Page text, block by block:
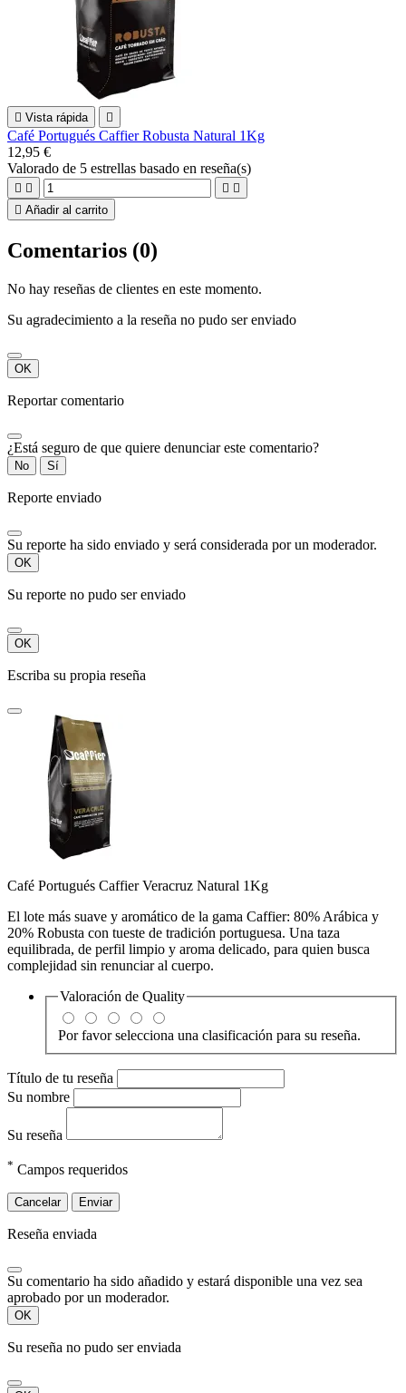
 Vista rápida 
Café Portugués Caffier Robusta Natural 1Kg
12,95 €
Valorado de 5 estrellas basado en reseña(s)
   
 Añadir al carrito
Comentarios (0)
No hay reseñas de clientes en este momento.
Su agradecimiento a la reseña no pudo ser enviado
OK
Reportar comentario
¿Está seguro de que quiere denunciar este comentario?
No Sí
Reporte enviado
Su reporte ha sido enviado y será considerada por un moderador.
OK
Su reporte no pudo ser enviado
OK
Escriba su propia reseña
Café Portugués Caffier Veracruz Natural 1Kg
El lote más suave y aromático de la gama Caffier: 80% Arábica y
20% Robusta con tueste de tradición portuguesa. Una taza
equilibrada, de perfil limpio y aroma delicado, para quien busca
complejidad sin renunciar al cuerpo.
Valoración de Quality
Por favor selecciona una clasificación para su reseña.
Título de tu reseña
Su nombre
Su reseña
* Campos requeridos
Cancelar Enviar
Reseña enviada
Su comentario ha sido añadido y estará disponible una vez sea
aprobado por un moderador.
OK
Su reseña no pudo ser enviada